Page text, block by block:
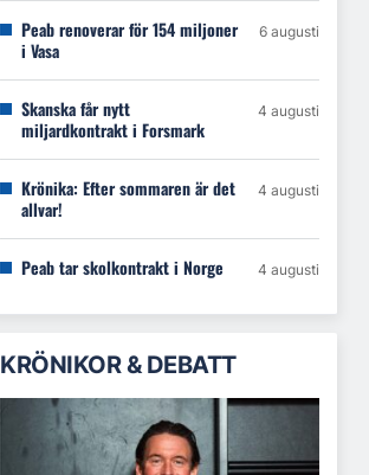
Peab renoverar för 154 miljoner
i Vasa
6 augusti
Skanska får nytt
miljardkontrakt i Forsmark
4 augusti
Krönika: Efter sommaren är det
allvar!
4 augusti
Peab tar skolkontrakt i Norge 4 augusti
KRÖNIKOR & DEBATT